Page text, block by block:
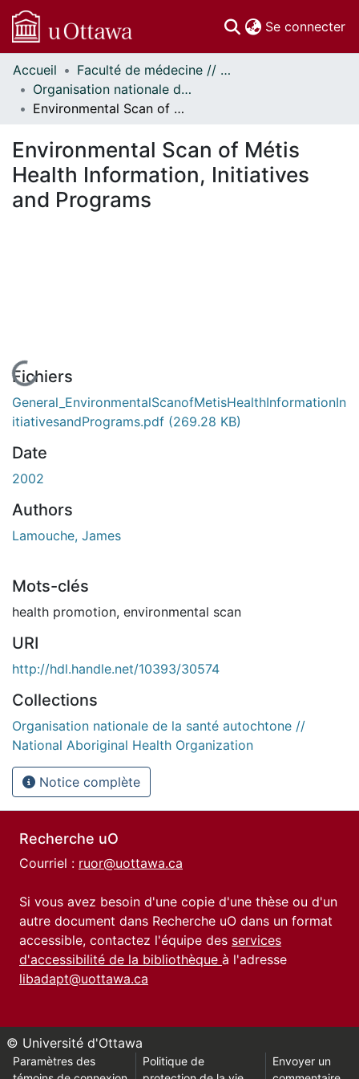
Se connecter
Communautés
et collections
Parcourir
À propos
Accueil
Faculté de médecine // Faculty of Medicine
Organisation nationale de la santé autochtone // National Aboriginal Health Organization
Environmental Scan of Métis Health Information, Initiatives and Programs
Environmental Scan of Métis
Health Information, Initiatives
and Programs
En cours de chargement...
Fichiers
General_EnvironmentalScanofMetisHealthInformationIn
itiativesandPrograms.pdf (269.28 KB)
Date
2002
Authors
Lamouche, James
Mots-clés
health promotion, environmental scan
URI
http://hdl.handle.net/10393/30574
Collections
Organisation nationale de la santé autochtone //
National Aboriginal Health Organization
Notice complète
Recherche uO
Courriel : ruor@uottawa.ca
Si vous avez besoin d'une copie d'une thèse ou d'un
autre document dans Recherche uO dans un format
accessible, contactez l'équipe des services
d'accessibilité de la bibliothèque à l'adresse
libadapt@uottawa.ca
© Université d'Ottawa
Paramètres des
Politique de
Envoyer un